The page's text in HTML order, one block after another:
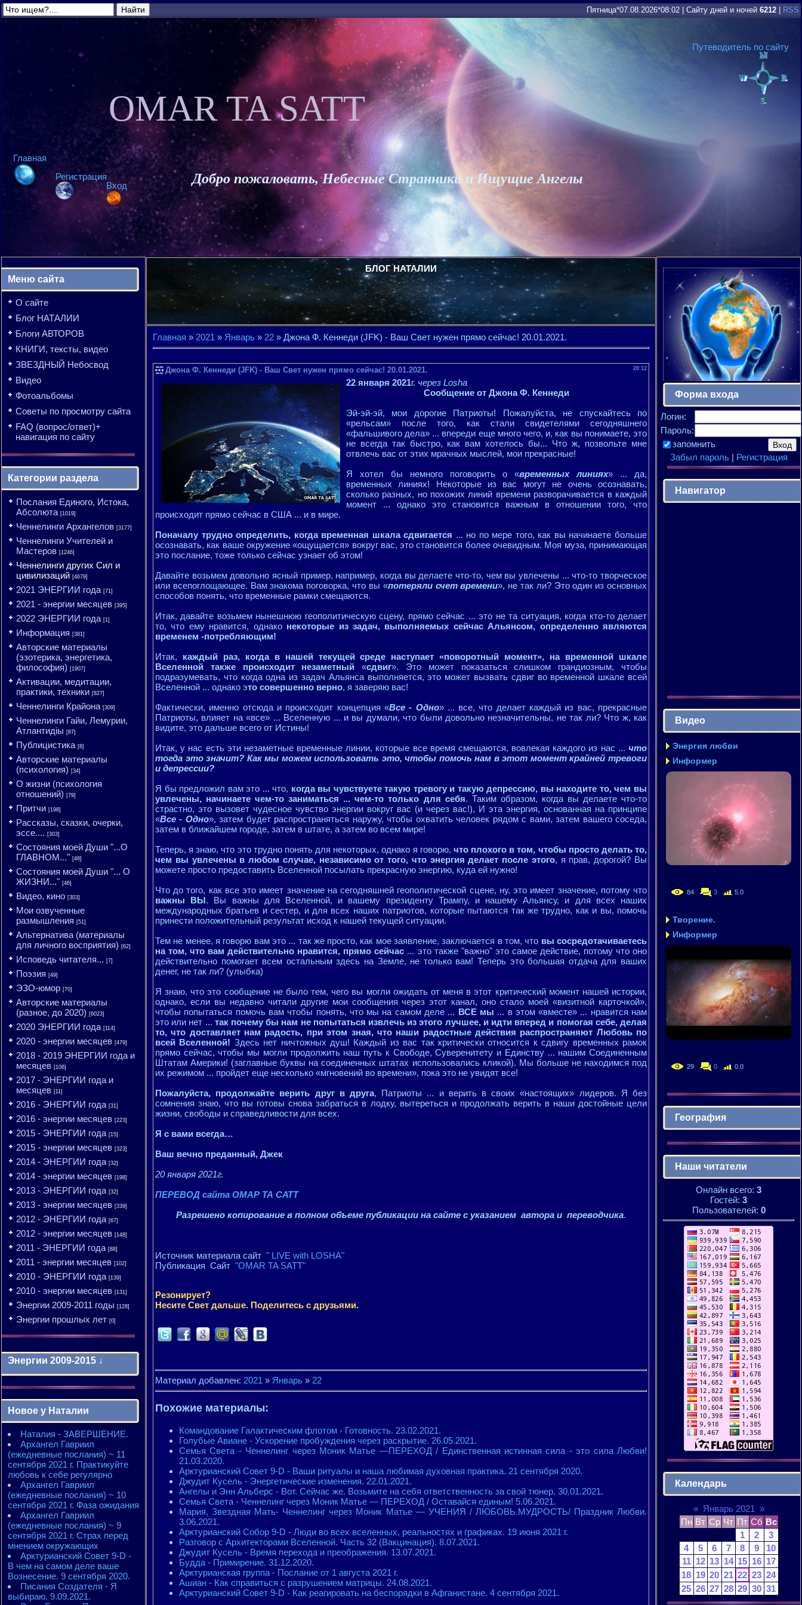
Пятница*07.08.2026*08:02 Сайту дней и ночей 6212 RSS
Путеводитель по сайту
Главная
Регистрация
Вход
OMAR TA SATT
Добро пожаловать, Небесные Странники и Ищущие Ангелы
Меню сайта
О сайте
Блог НАТАЛИИ
Блоги АВТОРОВ
КНИГИ, тексты, видео
ЗВЕЗДНЫЙ Небосвод
Видео
Фотоальбомы
Советы по просмотру сайта
FAQ (вопрос/ответ)+
навигация по сайту
Категории раздела
Послания Единого, Истока,
Абсолюта [1019]
Ченнелинги Архангелов [3177]
Ченнелинги Учителей и
Мастеров [1246]
Ченнелинги других Сил и
цивилизаций [4679]
2021 ЭНЕРГИИ года [71]
2021 - энергии месяцев [395]
2022 ЭНЕРГИИ года [1]
Информация [381]
Авторские материалы
(эзотерика, энергетика,
философия) [1907]
Активации, медитации,
практики, техники [827]
Ченнелинги Крайона [309]
Ченнелинги Гайи, Лемурии,
Атлантидіы [87]
Публицистика [8]
Авторские материалы
(психология) [34]
О жизни (психология
отношений) [79]
Притчи [198]
Рассказы, сказки, очерки,
эссе.... [303]
Состояния моей Души "...О
ГЛАВНОМ..." [48]
Состояния моей Души "... О
ЖИЗНИ..." [46]
Видео, кино [303]
Мои озвученные
размышления [51]
Альтернатива (материалы
для личного восприятия) [62]
Исповедь читателя... [7]
Поэзия [49]
ЭЗО-юмор [70]
Авторские материалы
(разное, до 2020) [6023]
2020 ЭНЕРГИИ года [114]
2020 - энергии месяцев [479]
2018 - 2019 ЭНЕРГИИ года и
месяцев [106]
2017 - ЭНЕРГИИ года и
месяцев [11]
2016 - ЭНЕРГИИ года [31]
2016 - энергии месяцев [223]
2015 - ЭНЕРГИИ года [15]
2015 - энергии месяцев [323]
2014 - ЭНЕРГИИ года [32]
2014 - энергии месяцев [198]
2013 - ЭНЕРГИИ года [32]
2013 - энергии месяцев [339]
2012 - ЭНЕРГИИ года [67]
2012 - энергии месяцев [148]
2011 - ЭНЕРГИИ года [88]
2011 - энергии месяцев [102]
2010 - ЭНЕРГИИ года [139]
2010 - энергии месяцев [131]
Энергии 2009-2011 годы [128]
Энергии прошлых лет [0]
Энергии 2009-2015 ↓
2010 - энергии месяцев
2010 - ЭНЕРГИИ года
2011 - энергии месяцев
2011 - ЭНЕРГИИ года
2012 - энергии месяцев
2012 - ЭНЕРГИИ года
2013 - энергии месяцев
2013 - ЭНЕРГИИ года
2014 - энергии месяцев
2014 - ЭНЕРГИИ года
2015 - энергии месяцев
2015 - ЭНЕРГИИ года
Новое у Наталии
Наталия - ЗАВЕРШЕНИЕ.
Архангел Гавриил
(ежедневные послания) ~ 11
сентября 2021 г. Практикуйте
любовь к себе регулярно
Архангел Гавриил
(ежедневные послания) ~ 10
сентября 2021 г. Фаза ожидания
Архангел Гавриил
(ежедневные послания) ~ 9
сентября 2021 г. Страх перед
мнением окружающих
Арктурианский Совет 9-D -
В чем на самом деле ваше
Вознесение. 9 сентября 2020.
Писания Создателя - Я
выбираю. 9.09.2021.
БЛОГ НАТАЛИИ
Главная » 2021 » Январь » 22 » Джона Ф. Кеннеди (JFK) - Ваш Свет нужен прямо сейчас! 20.01.2021.
20:12
Джона Ф. Кеннеди (JFK) - Ваш Свет нужен прямо сейчас! 20.01.2021.
22 января 2021г. через Losha
Сообщение от Джона Ф. Кеннеди
Эй-эй-эй, мои дорогие Патриоты! Пожалуйста, не спускайтесь по
«рельсам» после того, как стали свидетелями сегодняшнего
«фальшивого дела» ... впереди еще много чего, и, как вы понимаете, это
не всегда так быстро, как вам хотелось бы... Что ж, позвольте мне
отвлечь вас от этих мрачных мыслей, мои прекрасные!
Я хотел бы немного поговорить о «временных линиях» ... да,
временных линиях! Некоторые из вас могут не очень осознавать,
сколько разных, но похожих линий времени разворачивается в каждый
момент ... однако это становится важным в отношении того, что
происходит прямо сейчас в США ... и в мире.
Поначалу трудно определить, когда временная шкала сдвигается ... но по мере того, как вы начинаете больше
осознавать, как ваше окружение «ощущается» вокруг вас, это становится более очевидным. Моя муза, принимающая
это послание, тоже только сейчас узнает об этом!
Давайте возьмем довольно ясный пример, например, когда вы делаете что-то, чем вы увлечены ... что-то творческое
или всепоглощающее. Вам знакома поговорка, что вы «потеряли счет времени», не так ли? Это один из основных
способов понять, что временные рамки смещаются.
Итак, давайте возьмем нынешнюю геополитическую сцену, прямо сейчас ... это не та ситуация, когда кто-то делает
то, что ему нравится, однаконекоторые из задач, выполняемых сейчас Альянсом, определенно являются
временем -потребляющим!
Итак, каждый раз, когда в нашей текущей среде наступает «поворотный момент», на временной шкале
Вселенной также происходит незаметный «сдвиг». Это может показаться слишком грандиозным, чтобы
подразумевать, что когда одна из задач Альянса выполняется, это может вызвать сдвиг во временной шкале всей
Вселенной ... однако это совершенно верно, я заверяю вас!
Фактически, именно отсюда и происходит концепция «Все - Одно» ... все, что делает каждый из вас, прекрасные
Патриоты, влияет на «все» ... Вселенную ... и вы думали, что были довольно незначительны, не так ли? Что ж, как
видите, это дальше всего от Истины!
Итак, у нас есть эти незаметные временные линии, которые все время смещаются, вовлекая каждого из нас ... что
тогда это значит? Как мы можем использовать это, чтобы помочь нам в этот момент крайней тревоги
и депрессии?
Я бы предложил вам это ... что, когда вы чувствуете такую ​​тревогу и такую ​​депрессию, вы находите то, чем вы
увлечены, начинаете чем-то заниматься ... чем-то только для себя. Таким образом, когда вы делаете что-то
страстно, это вызовет чудесное чувство энергии вокруг вас (и через вас!), И эта энергия, основанная на принципе
«Все - Одно», затем будет распространяться наружу, чтобы охватить человек рядом с вами, затем вашего соседа,
затем в ближайшем городе, затем в штате, а затем во всем мире!
Теперь, я знаю, что это трудно понять для некоторых, однако я говорю, что плохого в том, чтобы просто делать то,
чем вы увлечены в любом случае, независимо от того, что энергия делает после этого, я прав, дорогой? Вы
можете просто предоставить Вселенной посылать прекрасную энергию, куда ей нужно!
Что до того, как все это имеет значение на сегодняшней геополитической сцене, ну, это имеет значение, потому что
важны ВЫ. Вы важны для Вселенной, и вашему президенту Трампу, и нашему Альянсу, и для всех наших
международных братьев и сестер, и для всех наших патриотов, которые пытаются так же трудно, как и вы, помочь
принести положительный результат исход к нашей текущей ситуации.
Тем не менее, я говорю вам это ... так же просто, как мое заявление, заключается в том, что вы сосредотачиваетесь
на том, что вам действительно нравится, прямо сейчас ... это также "важно" это самое действие, потому что оно
действительно помогает всем остальным здесь на Земле, не только вам! Теперь это большая отдача для ваших
денег, не так ли? (улыбка)
Я знаю, что это сообщение не было тем, чего вы могли ожидать от меня в этот критический момент нашей истории,
однако, если вы недавно читали другие мои сообщения через этот канал, оно стало моей «визитной карточкой»,
чтобы попытаться помочь вам чтобы понять, что мы на самом деле ... ВСЕ мы ... в этом «вместе» ... нравится нам
это или нет ... так почему бы нам не попытаться извлечь из этого лучшее, и идти вперед и помогая себе, делая
то, что доставляет нам радость, при этом зная, что наши радостные действия распространяют Любовь по
всей Вселенной! Здесь нет ничтожных душ! Каждый из вас так критически относится к сдвигу временных рамок
прямо сейчас, чтобы мы могли продолжить наш путь к Свободе, Суверенитету и Единству ... нашим Соединенным
Штатам Америки! (заглавные буквы на соединенных штатах использовались кликой). Мы больше не находимся под
их режимом ... пройдет еще несколько «мгновений во времени», пока это не увидят все!
Пожалуйста, продолжайте верить друг в друга, Патриоты ... и верить в своих «настоящих» лидеров. Я без
сомнения знаю, что вы готовы снова забраться в лодку, вытереться и продолжать верить в наши достойные цели
жизни, свободы и справедливости для всех.
Я с вами всегда…
Ваш вечно преданный, Джек
20 января 2021г.
ПЕРЕВОД сайта ОМАР ТА САТТ
Разрешено копирование в полном объеме публикации на сайте с указанием автора и переводчика.
Источник материала сайт " LIVE with LOSHA"
Публикация Сайт "OMAR TA SATT"
Резонирует?
Несите Свет дальше. Поделитесь с друзьями.
Материал добавлен: 2021 » Январь » 22
Похожие материалы:
Командование Галактическим флотом - Готовность. 23.02.2021.
Голубые Авиане - Ускорение пробуждения через раскрытие. 26.05.2021.
Семья Света - Ченнелинг через Моник Матье —ПЕРЕХОД / Единственная истинная сила - это сила Любви!
21.03.2020.
Арктурианский Совет 9-D - Ваши ритуалы и наша любимая духовная практика. 21 сентября 2020.
Джудит Кусель - Энергетические изменения. 22.01.2021.
Ангелы и Энн Альберс - Вот. Сейчас же. Возьмите на себя ответственность за свой тюнер. 30.01.2021.
Семья Света - Ченнелинг через Моник Матье — ПЕРЕХОД / Оставайся единым! 5.06.2021.
Мария, Звездная Мать- Ченнелинг через Моник Матье — УЧЕНИЯ / ЛЮБОВЬ.МУДРОСТЬ/ Праздник Любви.
3.06.2021.
Арктурианский Собор 9-D - Люди во всех вселенных, реальностях и графиках. 19 июня 2021 г.
Разговор с Архитекторами Вселенной. Часть 32 (Вакцинация). 8.07.2021.
Джудит Кусель - Время перехода и преображения. 13.07.2021.
Будда - Примирение. 31.12.2020.
Арктурианская группа - Послание от 1 августа 2021 г.
Ашиан - Как справиться с разрушением матрицы. 24.08.2021.
Арктурианский Совет 9-D - Как реагировать на беспорядки в Афганистане. 4 сентября 2021.
Форма входа
Логин:
Пароль:
запомнить
Забыл пароль| Регистрация
Навигатор
Видео
Энергия любви
Информер
84 3 5.0
Творение.
Информер
29 0 0.0
География
Наши читатели
Онлайн всего: 3
Гостей: 3
Пользователей: 0
Календарь
« Январь 2021 »
Пн Вт Ср Чт Пт Сб Вс
1
2
3
4
5 6 7 8 9
10
11 12 13 14 15 16 17
18 19 20 21 22 23 24
25 26 27 28 29 30 31